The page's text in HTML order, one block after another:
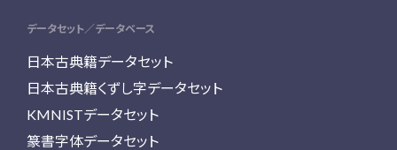
データセット／データベース
日本古典籍データセット
日本古典籍くずし字データセット
KMNISTデータセット
篆書字体データセット